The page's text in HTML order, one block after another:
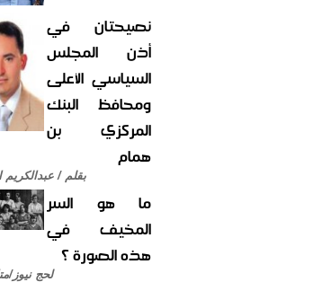
نصيحتان في
أذن المجلس
السياسي الأعلى
ومحافظ البنك
المركزي بن
همام
بقلم / عبدالكريم
ما هو السر
المخيف في
هذه الصورة ؟
لحج نيوز/